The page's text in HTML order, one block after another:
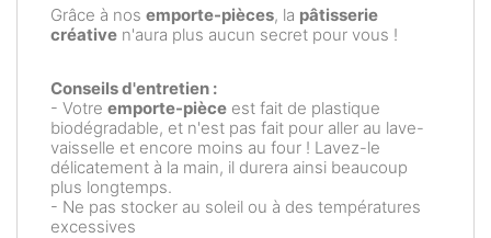
Grâce à nos emporte-pièces, la pâtisserie
créative n'aura plus aucun secret pour vous !
Conseils d'entretien :
- Votre emporte-pièce est fait de plastique
biodégradable, et n'est pas fait pour aller au lave-
vaisselle et encore moins au four ! Lavez-le
délicatement à la main, il durera ainsi beaucoup
plus longtemps.
- Ne pas stocker au soleil ou à des températures
excessives